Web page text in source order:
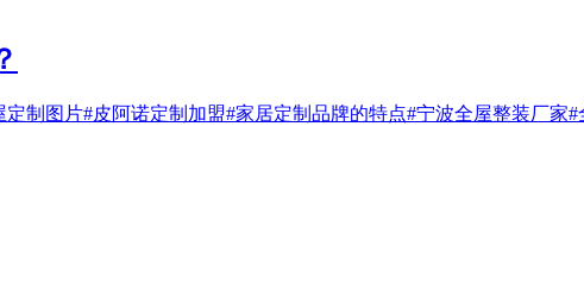
定制图片#皮阿诺定制加盟#家居定制品牌的特点#宁波全屋整装厂家#